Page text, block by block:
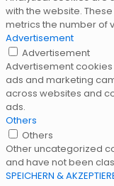
with the website.
metrics the number of
Advertisement
Advertisement
Advertisement
ads and marketing
across websites and
ads.
Others
Others
Other uncategorized
and have not been
SPEICHERN &